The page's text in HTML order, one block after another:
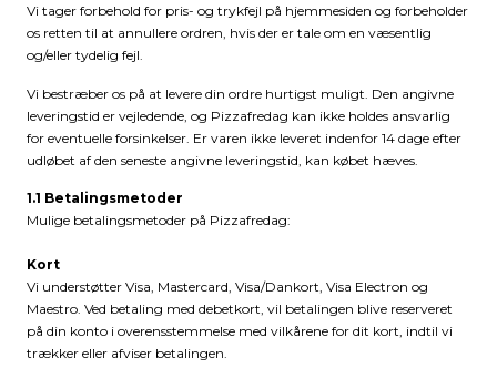
Vi tager forbehold for pris- og trykfejl på hjemmesiden og forbeholder
os retten til at annullere ordren, hvis der er tale om en væsentlig
og/eller tydelig fejl.
Vi bestræber os på at levere din ordre hurtigst muligt. Den angivne
leveringstid er vejledende, og Pizzafredag kan ikke holdes ansvarlig
for eventuelle forsinkelser. Er varen ikke leveret indenfor 14 dage efter
udløbet af den seneste angivne leveringstid, kan købet hæves.
1.1 Betalingsmetoder
Mulige betalingsmetoder på Pizzafredag:
Kort
Vi understøtter Visa, Mastercard, Visa/Dankort, Visa Electron og
Maestro. Ved betaling med debetkort, vil betalingen blive reserveret
på din konto i overensstemmelse med vilkårene for dit kort, indtil vi
trækker eller afviser betalingen.